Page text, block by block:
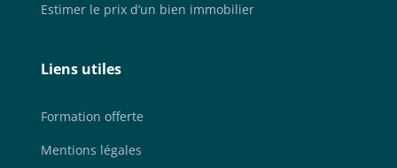
Estimer le prix d’un bien immobilier
Liens utiles
Formation offerte
Mentions légales